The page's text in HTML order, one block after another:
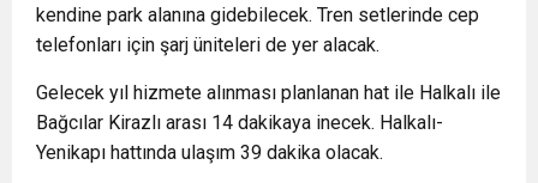
kendine park alanına gidebilecek. Tren setlerinde cep
telefonları için şarj üniteleri de yer alacak.
Gelecek yıl hizmete alınması planlanan hat ile Halkalı ile
Bağcılar Kirazlı arası 14 dakikaya inecek. Halkalı-
Yenikapı hattında ulaşım 39 dakika olacak.